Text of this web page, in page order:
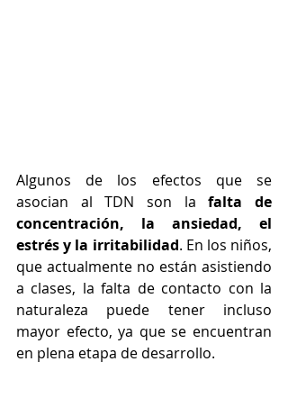
Algunos de los efectos que se
asocian al TDN son la falta de
concentración, la ansiedad, el
estrés y la irritabilidad. En los niños,
que actualmente no están asistiendo
a clases, la falta de contacto con la
naturaleza puede tener incluso
mayor efecto, ya que se encuentran
en plena etapa de desarrollo.